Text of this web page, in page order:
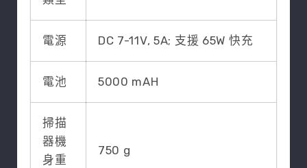
電源 DC 7-11V, 5A; 支援 65W 快充
電池 5000 mAH
掃描
器機
身重
750 g